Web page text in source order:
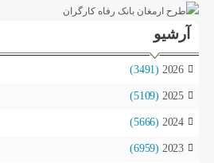
آرشیو
2026
(3491)
2025
(5109)
2024
(5666)
2023
(6959)